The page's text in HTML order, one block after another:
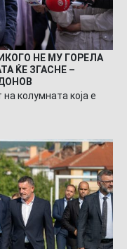
НЕ МУ ГОРЕЛА
ЌЕ ЗГАСНЕ –
колумната која е